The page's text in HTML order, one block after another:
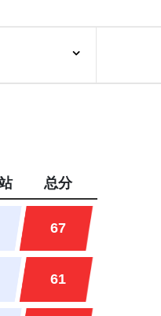
总分
67
61